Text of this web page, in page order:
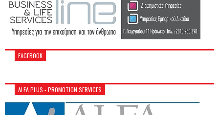
FACEBOOK
ALFA PLUS - PROMOTION SERVICES